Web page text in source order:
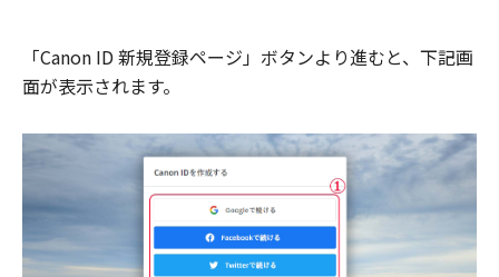
「Canon ID 新規登録ページ」ボタンより進むと、下記画
面が表示されます。